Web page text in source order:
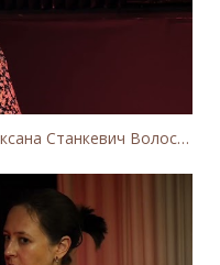
Жінки, які захищають Карпати. Оксана Станкевич Волосянчук про вітряки на високогір'ї Карпат